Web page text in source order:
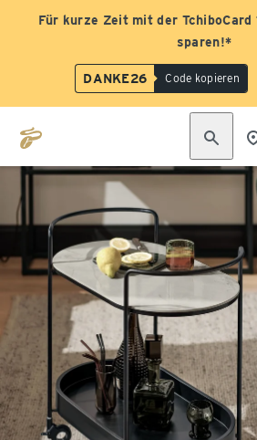
Für kurze Zeit mit der
sparen!*
DANKE26 Code kopieren